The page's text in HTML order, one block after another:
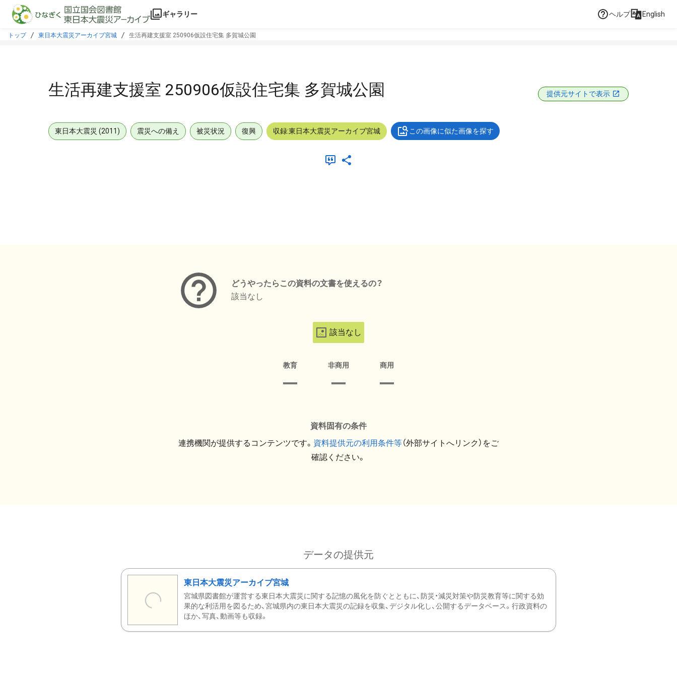
本文に飛ぶ
ギャラリー ヘルプ English
トップ 東日本大震災アーカイブ宮城 生活再建支援室 250906仮設住宅集 多賀城公園
生活再建支援室 250906仮設住宅集 多賀城公園 提供元サイトで表示
東日本大震災 (2011) 震災への備え 被災状況 復興 収録:東日本大震災アーカイブ宮城 この画像に似た画像を探す
どうやったらこの資料の文書を使えるの？
該当なし
該当なし
教育 非商用 商用
資料固有の条件
連携機関が提供するコンテンツです。 資料提供元の利用条件等（外部サイトへリンク）をご
確認ください。
データの提供元
東日本大震災アーカイブ宮城
宮城県図書館が運営する東日本大震災に関する記憶の風化を防ぐとともに、防災・減災対策や防災教育等に関する効
果的な利活用を図るため、宮城県内の東日本大震災の記録を収集、デジタル化し、公開するデータベース。行政資料の
ほか、写真、動画等も収録。